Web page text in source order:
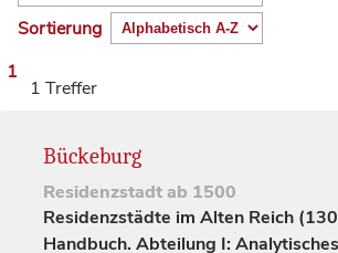
Sortierung
1
1 Treffer
Bückeburg
Residenzstadtab 1500
Residenzstädte im Alten Reich
Handbuch. Abteilung I: